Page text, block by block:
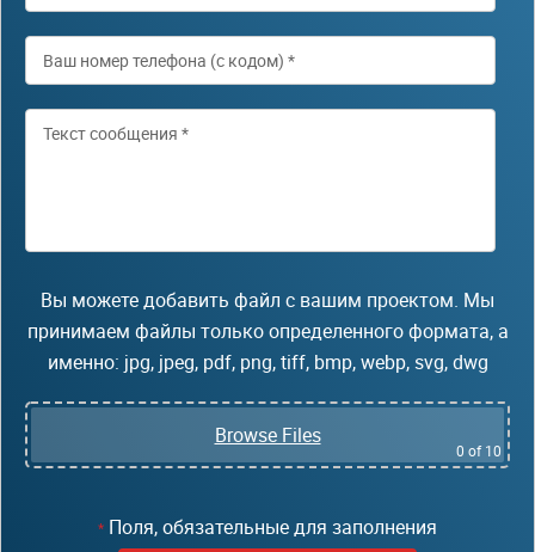
Вы можете добавить файл с вашим проектом. Мы
принимаем файлы только определенного формата, а
именно: jpg, jpeg, pdf, png, tiff, bmp, webp, svg, dwg
Browse Files
0 of 10
* Поля, обязательные для заполнения